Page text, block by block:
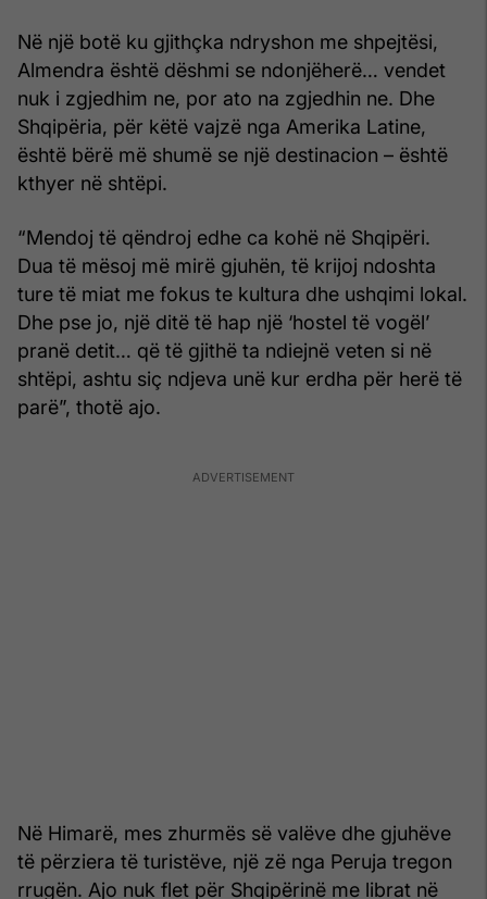
Në një botë ku gjithçka ndryshon me shpejtësi,
Almendra është dëshmi se ndonjëherë… vendet
nuk i zgjedhim ne, por ato na zgjedhin ne. Dhe
Shqipëria, për këtë vajzë nga Amerika Latine,
është bërë më shumë se një destinacion – është
kthyer në shtëpi.
“Mendoj të qëndroj edhe ca kohë në Shqipëri.
Dua të mësoj më mirë gjuhën, të krijoj ndoshta
ture të miat me fokus te kultura dhe ushqimi lokal.
Dhe pse jo, një ditë të hap një ‘hostel të vogël’
pranë detit… që të gjithë ta ndiejnë veten si në
shtëpi, ashtu siç ndjeva unë kur erdha për herë të
parë”, thotë ajo.
Në Himarë, mes zhurmës së valëve dhe gjuhëve
të përziera të turistëve, një zë nga Peruja tregon
rrugën. Ajo nuk flet për Shqipërinë me librat në